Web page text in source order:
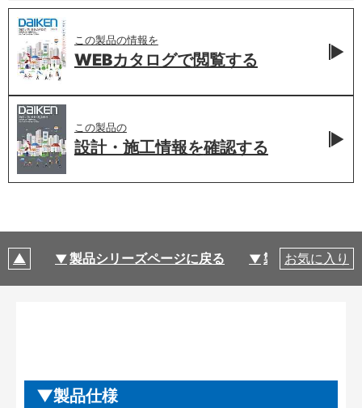
この製品の情報を
WEBカタログで閲覧する
この製品の
設計・施工情報を確認する
製品シリーズページに戻る 製品仕様
お気に入り
製品仕様